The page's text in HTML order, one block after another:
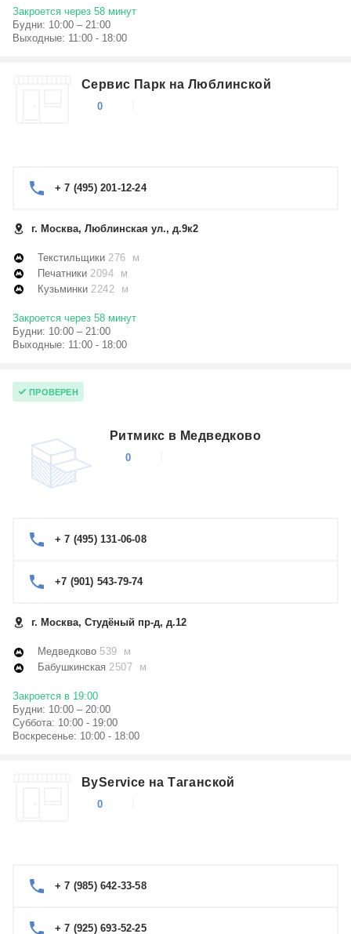
Закроется через 58 минут
Будни: 10:00 – 21:00
Выходные: 11:00 - 18:00
Сервис Парк на Люблинской
0
+ 7 (495) 201-12-24
г. Москва, Люблинская ул., д.9к2
Текстильщики 276 м
Печатники 2094 м
Кузьминки 2242 м
Закроется через 58 минут
Будни: 10:00 – 21:00
Выходные: 11:00 - 18:00
ПРОВЕРЕН
Ритмикс в Медведково
0
+ 7 (495) 131-06-08
+7 (901) 543-79-74
г. Москва, Студёный пр-д, д.12
Медведково 539 м
Бабушкинская 2507 м
Закроется в 19:00
Будни: 10:00 – 20:00
Суббота: 10:00 - 19:00
Воскресенье: 10:00 - 18:00
ByService на Таганской
0
+ 7 (985) 642-33-58
+ 7 (925) 693-52-25